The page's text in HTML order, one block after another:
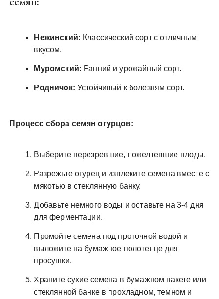
Нежинский: Классический сорт с отличным
вкусом.
Муромский: Ранний и урожайный сорт.
Родничок: Устойчивый к болезням сорт.
Процесс сбора семян огурцов:
Выберите перезревшие, пожелтевшие плоды.
Разрежьте огурец и извлеките семена вместе с
мякотью в стеклянную банку.
Добавьте немного воды и оставьте на 3-4 дня
для ферментации.
Промойте семена под проточной водой и
выложите на бумажное полотенце для
просушки.
Храните сухие семена в бумажном пакете или
стеклянной банке в прохладном, темном и